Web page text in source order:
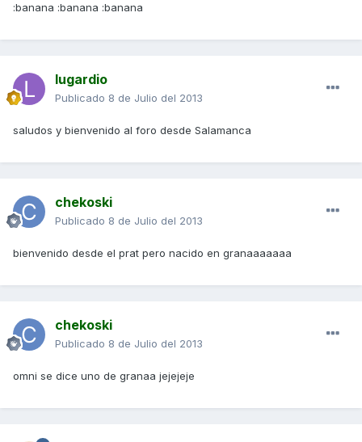
:banana :banana :banana
lugardio
Publicado 8 de Julio del 2013
saludos y bienvenido al foro desde Salamanca
chekoski
Publicado 8 de Julio del 2013
bienvenido desde el prat pero nacido en granaaaaaaa
chekoski
Publicado 8 de Julio del 2013
omni se dice uno de granaa jejejeje